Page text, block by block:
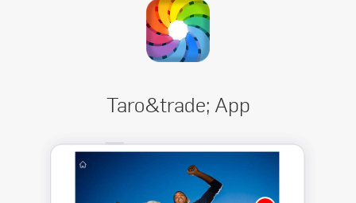
Taro&trade; App